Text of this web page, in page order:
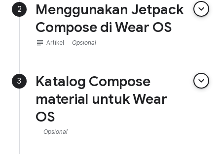
2
Menggunakan Jetpack
Compose di Wear OS
keyboard_arrow_down
subject Artikel Opsional
3
Katalog Compose
material untuk Wear
OS
keyboard_arrow_down
Opsional